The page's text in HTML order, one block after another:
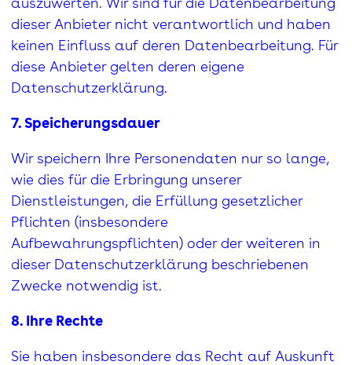
dieser Anbieter nicht verantwortlich und haben
keinen Einfluss auf deren Datenbearbeitung. Für
diese Anbieter gelten deren eigene
Datenschutzerklärung.
7. Speicherungsdauer
Wir speichern Ihre Personendaten nur so lange,
wie dies für die Erbringung unserer
Dienstleistungen, die Erfüllung gesetzlicher
Pflichten (insbesondere
Aufbewahrungspflichten) oder der weiteren in
dieser Datenschutzerklärung beschriebenen
Zwecke notwendig ist.
8. Ihre Rechte
Sie haben insbesondere das Recht auf Auskunft